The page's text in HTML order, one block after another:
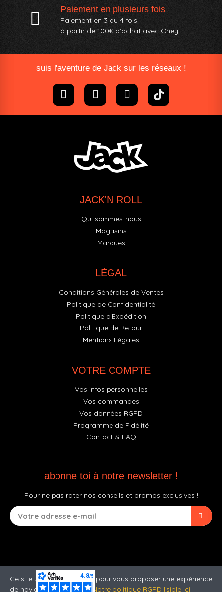
Paiement en plusieurs fois
Paiement en 3 ou 4 fois
à partir de 100€ d'achat avec Oney​
suis l'aventure de Jack sur les réseaux !
JACK'N ROLL
Qui sommes-nous
Magasins
Marques
LÉGAL
Conditions Générales de Ventes
Politique de Confidentialité
Politique d'Expédition
Politique de Retour
Mentions Légales
VOTRE COMPTE
Vos infos personnelles
Vos commandes
Vos données RGPD
Programme de Fidélité
Contact & FAQ
abonne toi à notre newsletter !
Pour ne pas rater nos conseils et promos exclusives !
Ce site utilise des cookies pour vous proposer une expérience
de navigation optimale.
Notre politique RGPD lisible ici